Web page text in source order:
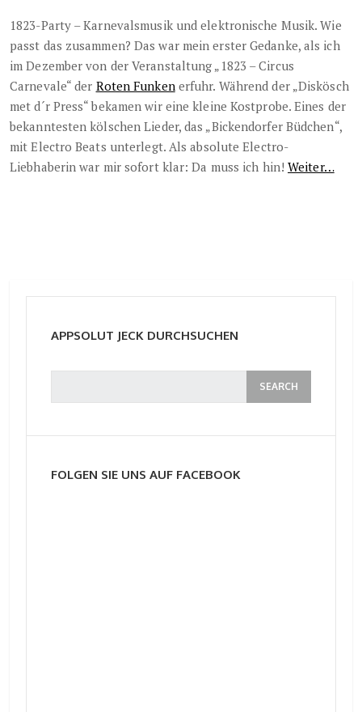
1823-Party – Karnevalsmusik und elektronische Musik. Wie
passt das zusammen? Das war mein erster Gedanke, als ich
im Dezember von der Veranstaltung „1823 – Circus
Carnevale“ der Roten Funkenerfuhr. Während der „Diskösch
met d´r Press“ bekamen wir eine kleine Kostprobe. Eines der
bekanntesten kölschen Lieder, das „Bickendorfer Büdchen“,
mit Electro Beats unterlegt. Als absolute Electro-
Liebhaberin war mir sofort klar: Da muss ich hin!Weiter…
APPSOLUT JECK DURCHSUCHEN
FOLGEN SIE UNS AUF FACEBOOK